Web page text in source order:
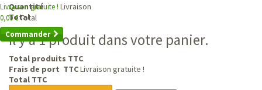
Livraison gratuite ! Livraison
0,00 €Total
Commander
Quantité
Total
Il y a 1 produit dans votre panier.
Total produits TTC
Frais de port TTCLivraison gratuite !
Total TTC